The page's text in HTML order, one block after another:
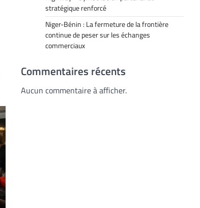
stratégique renforcé
Niger-Bénin : La fermeture de la frontière
continue de peser sur les échanges
commerciaux
Commentaires récents
Aucun commentaire à afficher.